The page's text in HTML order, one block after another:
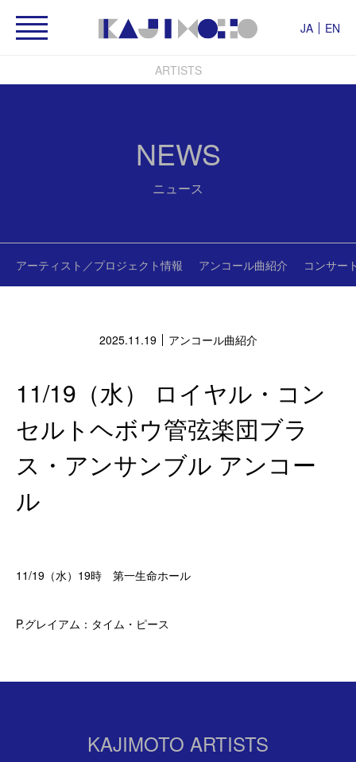
JA EN
ARTISTS
NEWS
ニュース
アーティスト／プロジェクト情報 アンコール曲紹介 コンサー
2025.11.19 アンコール曲紹介
11/19（水） ロイヤル・コン
セルトヘボウ管弦楽団ブラ
ス・アンサンブル アンコー
ル
11/19（水）19時 第一生命ホール
P.グレイアム：タイム・ピース
KAJIMOTO ARTISTS